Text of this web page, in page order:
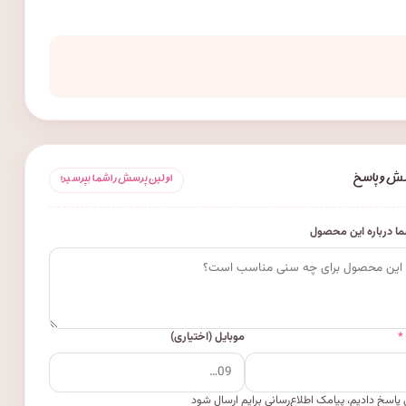
و پاسخ اولین پرسش را شما بپرسید!
درباره این محصول
* موبایل (اختیاری)
پاسخ دادیم، پیامک اطلاع‌رسانی برایم ارسال شود